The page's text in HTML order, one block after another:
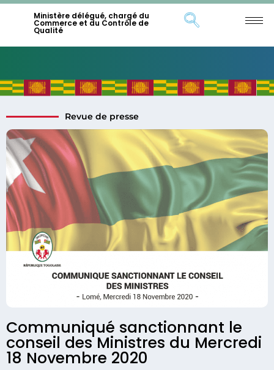
Ministère délégué, chargé du
Commerce et du Contrôle de
Qualité
Communiqué sanctionnant le
conseil des Ministres du Mercredi
18 Novembre 2020
Revue de presse